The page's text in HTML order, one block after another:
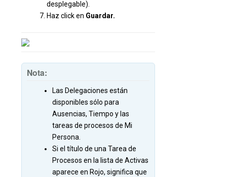
desplegable).
Haz click en Guardar.
Nota:
Las Delegaciones están
disponibles sólo para
Ausencias, Tiempo y las
tareas de procesos de Mi
Persona.
Si el título de una Tarea de
Procesos en la lista de Activas
aparece en Rojo, significa que